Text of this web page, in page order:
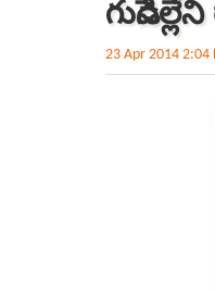
23 Apr 2014 2:04